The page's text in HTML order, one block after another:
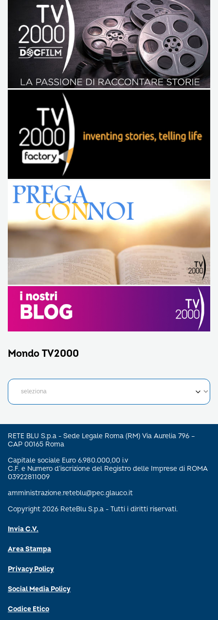
Mondo TV2000
RETE BLU S.p.a - Sede Legale Roma (RM) Via Aurelia 796 –
CAP 00165 Roma
Capitale sociale Euro 6.980.000,00 i.v
C.F. e Numero d’iscrizione del Registro delle Imprese di ROMA
03922811009
amministrazione.reteblu@pec.glauco.it
Copyright 2026 ReteBlu S.p.a - Tutti i diritti riservati.
Invia C.V.
Area Stampa
Privacy Policy
Social Media Policy
Codice Etico